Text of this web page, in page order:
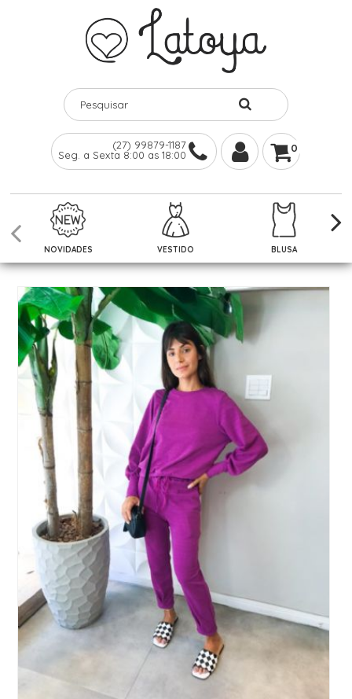
(27) 99879-1187
Seg. a Sexta 8:00 as 18:00
0
NOVIDADES VESTIDO BLUSA